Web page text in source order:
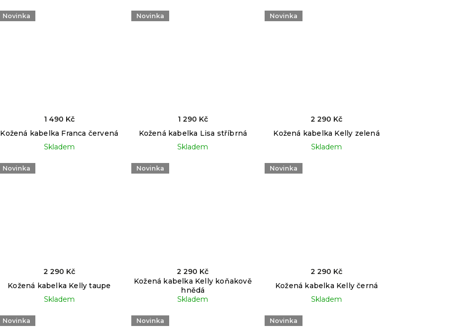
Novinka
Kožená kabelka Franca červená
Skladem
1 490 Kč
Novinka
Kožená kabelka Lisa stříbrná
Skladem
1 290 Kč
Novinka
Kožená kabelka Kelly zelená
Skladem
2 290 Kč
Novinka
Kožená kabelka Kelly taupe
Skladem
2 290 Kč
Novinka
Kožená kabelka Kelly koňakově
hnědá
Skladem
2 290 Kč
Novinka
Kožená kabelka Kelly černá
Skladem
2 290 Kč
Novinka Novinka Novinka